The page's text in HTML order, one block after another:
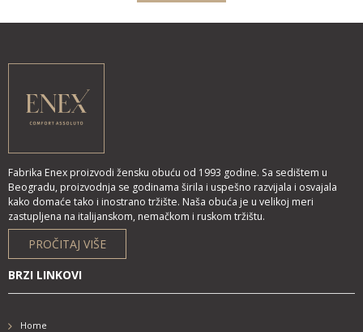
Fabrika Enex proizvodi žensku obuću od 1993 godine. Sa sedištem u
Beogradu, proizvodnja se godinama širila i uspešno razvijala i osvajala
kako domaće tako i inostrano tržište. Naša obuća je u velikoj meri
zastupljena na italijanskom, nemačkom i ruskom tržištu.
PROČITAJ VIŠE
BRZI LINKOVI
Home